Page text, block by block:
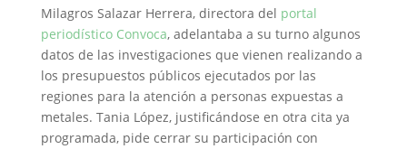
Milagros Salazar Herrera, directora del portal
periodístico Convoca, adelantaba a su turno algunos
datos de las investigaciones que vienen realizando a
los presupuestos públicos ejecutados por las
regiones para la atención a personas expuestas a
metales. Tania López, justificándose en otra cita ya
programada, pide cerrar su participación con